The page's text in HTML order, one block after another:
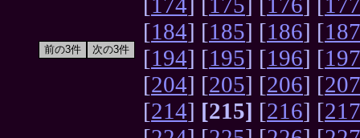
[184] [185] [186] [187
[194] [195] [196] [197
[204] [205] [206] [207
[214] [215] [216] [217